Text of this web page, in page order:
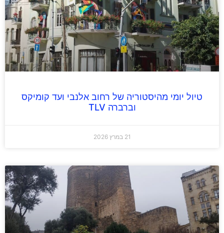
טיול יומי מהיסטוריה של רחוב אלנבי ועד קומיקס
וברברה TLV